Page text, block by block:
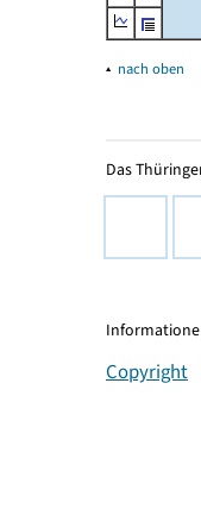
▴ nach oben
Das
Copyright